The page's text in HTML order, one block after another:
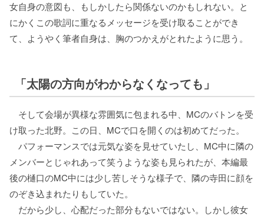
女自身の意図も、もしかしたら関係ないのかもしれない。と
にかくこの歌詞に重なるメッセージを受け取ることができ
て、ようやく筆者自身は、胸のつかえがとれたように思う。
「太陽の方向がわからなくなっても」
そして会場が異様な雰囲気に包まれる中、MCのバトンを受
け取った北野。この日、MCで口を開くのは初めてだった。
パフォーマンスでは元気な姿を見せていたし、MC中に隣の
メンバーとじゃれあって笑うような姿も見られたが、本編最
後の樋口のMC中には少し苦しそうな様子で、隣の寺田に顔を
のぞき込まれたりもしていた。
だから少し、心配だった部分もないではない。しかし彼女